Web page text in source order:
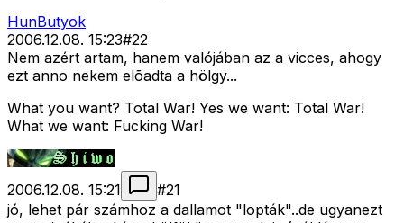
HunButyok
2006.12.08. 15:23#22
Nem azért artam, hanem valójában az a vicces, ahogy
ezt anno nekem elõadta a hölgy...
What you want? Total War! Yes we want: Total War!
What we want: Fucking War!
2006.12.08. 15:21 #21
jó, lehet pár számhoz a dallamot "lopták"..de ugyanezt